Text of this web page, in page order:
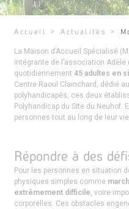
Accueil >Actualités >
La Maison d’Accueil Spécialisé
intégrante de l’association
quotidiennement45 adultes en
Centre Raoul Clainchard, dédié
polyhandicapés, ces deux
Polyhandicap du Site du Neuhof.
personnes tout au long de leur
Répondre à des
Pour les personnes en situation
physiques simples comme
extrêmement difficile, voire
corporelles. Ces obstacles